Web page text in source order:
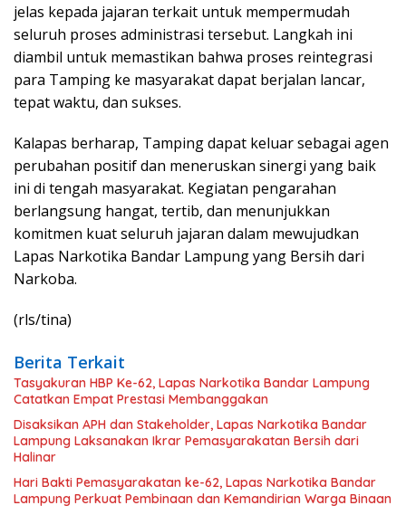
jelas kepada jajaran terkait untuk mempermudah
seluruh proses administrasi tersebut. Langkah ini
diambil untuk memastikan bahwa proses reintegrasi
para Tamping ke masyarakat dapat berjalan lancar,
tepat waktu, dan sukses.
Kalapas berharap, Tamping dapat keluar sebagai agen
perubahan positif dan meneruskan sinergi yang baik
ini di tengah masyarakat. Kegiatan pengarahan
berlangsung hangat, tertib, dan menunjukkan
komitmen kuat seluruh jajaran dalam mewujudkan
Lapas Narkotika Bandar Lampung yang Bersih dari
Narkoba.
(rls/tina)
Berita Terkait
Tasyakuran HBP Ke-62, Lapas Narkotika Bandar Lampung
Catatkan Empat Prestasi Membanggakan
Disaksikan APH dan Stakeholder, Lapas Narkotika Bandar
Lampung Laksanakan Ikrar Pemasyarakatan Bersih dari
Halinar
Hari Bakti Pemasyarakatan ke-62, Lapas Narkotika Bandar
Lampung Perkuat Pembinaan dan Kemandirian Warga Binaan